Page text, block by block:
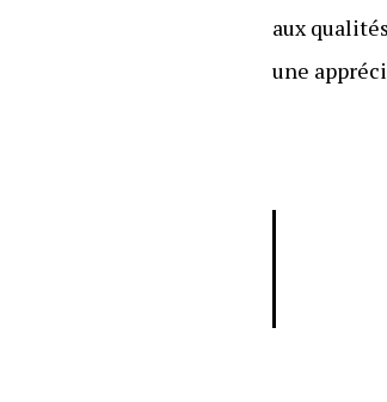
aux
une